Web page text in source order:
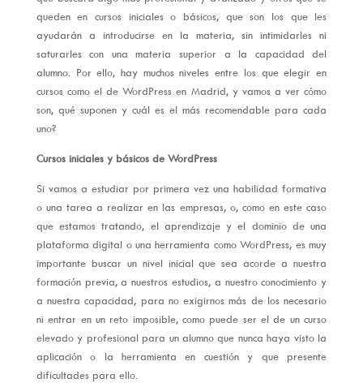
queden en cursos iniciales o básicos, que son los que les
ayudarán a introducirse en la materia, sin intimidarles ni
saturarles con una materia superior a la capacidad del
alumno. Por ello, hay muchos niveles entre los que elegir en
cursos como el de WordPress en Madrid, y vamos a ver cómo
son, qué suponen y cuál es el más recomendable para cada
uno?
Cursos iniciales y básicos de WordPress
Si vamos a estudiar por primera vez una habilidad formativa
o una tarea a realizar en las empresas, o, como en este caso
que estamos tratando, el aprendizaje y el dominio de una
plataforma digital o una herramienta como WordPress, es muy
importante buscar un nivel inicial que sea acorde a nuestra
formación previa, a nuestros estudios, a nuestro conocimiento y
a nuestra capacidad, para no exigirnos más de los necesario
ni entrar en un reto imposible, como puede ser el de un curso
elevado y profesional para un alumno que nunca haya visto la
aplicación o la herramienta en cuestión y que presente
dificultades para ello.